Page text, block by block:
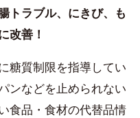
トラブル、にきび、も
改善！
糖質制限を指導してい
ンなどを止められない
食品・食材の代替品情